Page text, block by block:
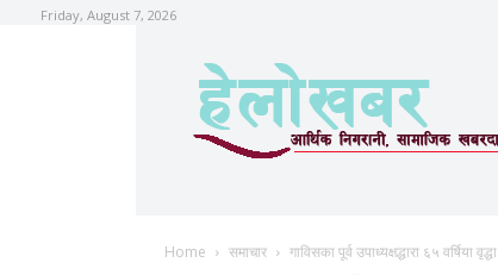
Friday, August 7, 2026
Home समाचार गाविसका पूर्व उपाध्यक्षद्धारा ६५ वर्षिया